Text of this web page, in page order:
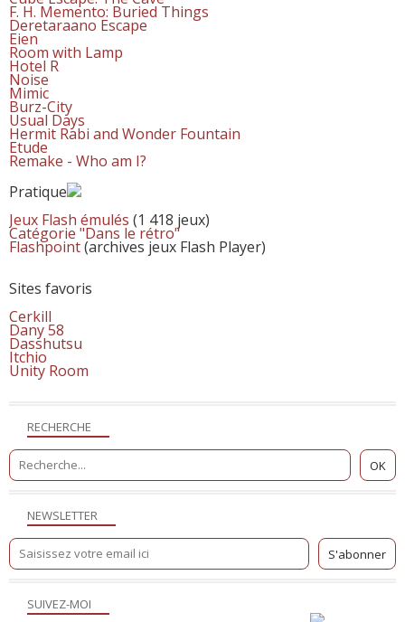
NEWSLETTER
SUIVEZ-MOI
RECHERCHE
F. H. Memento: Buried Things
Deretaraano Escape
Eien
Room with Lamp
Hotel R
Noise
Mimic
Burz-City
Usual Days
Hermit Rabi and Wonder Fountain
Etude
Remake - Who am I?
Pratique
Jeux Flash émulés (1 418 jeux)
Catégorie "Dans le rétro"
Flashpoint(archives jeux Flash Player)
Sites favoris
Cerkill
Dany 58
Dasshutsu
Itchio
Unity Room